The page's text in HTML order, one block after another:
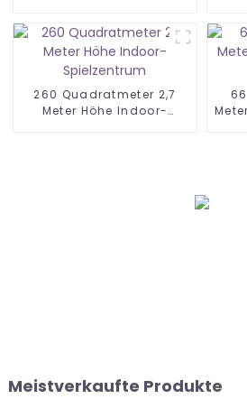
260 Quadratmeter 2,7
Meter Höhe Indoor-
Meistverkaufte Produkte